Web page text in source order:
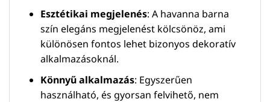
Esztétikai megjelenés: A havanna barna
szín elegáns megjelenést kölcsönöz, ami
különösen fontos lehet bizonyos dekoratív
alkalmazásoknál.
Könnyű alkalmazás: Egyszerűen
használható, és gyorsan felvihető, nem